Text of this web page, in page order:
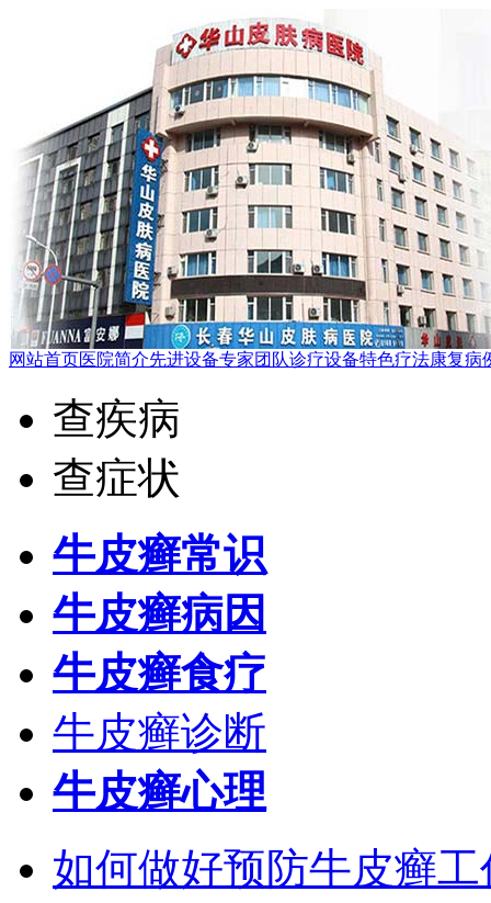
网站首页医院简介先进设备专家团队诊疗设备特色疗法康复病
查疾病
查症状
牛皮癣常识
牛皮癣病因
牛皮癣食疗
牛皮癣诊断
牛皮癣心理
如何做好预防牛皮癣工